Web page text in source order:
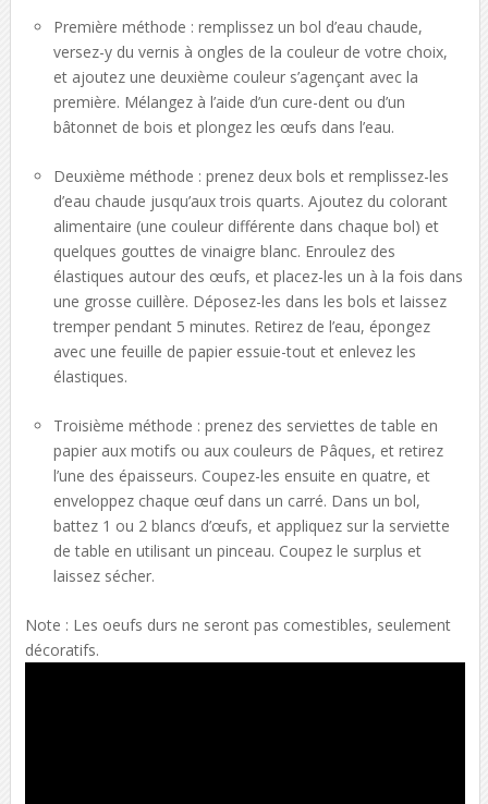
Première méthode : remplissez un bol d’eau chaude,
versez-y du vernis à ongles de la couleur de votre choix,
et ajoutez une deuxième couleur s’agençant avec la
première. Mélangez à l’aide d’un cure-dent ou d’un
bâtonnet de bois et plongez les œufs dans l’eau.
Deuxième méthode : prenez deux bols et remplissez-les
d’eau chaude jusqu’aux trois quarts. Ajoutez du colorant
alimentaire (une couleur différente dans chaque bol) et
quelques gouttes de vinaigre blanc. Enroulez des
élastiques autour des œufs, et placez-les un à la fois dans
une grosse cuillère. Déposez-les dans les bols et laissez
tremper pendant 5 minutes. Retirez de l’eau, épongez
avec une feuille de papier essuie-tout et enlevez les
élastiques.
Troisième méthode : prenez des serviettes de table en
papier aux motifs ou aux couleurs de Pâques, et retirez
l’une des épaisseurs. Coupez-les ensuite en quatre, et
enveloppez chaque œuf dans un carré. Dans un bol,
battez 1 ou 2 blancs d’œufs, et appliquez sur la serviette
de table en utilisant un pinceau. Coupez le surplus et
laissez sécher.
Note : Les oeufs durs ne seront pas comestibles, seulement
décoratifs.